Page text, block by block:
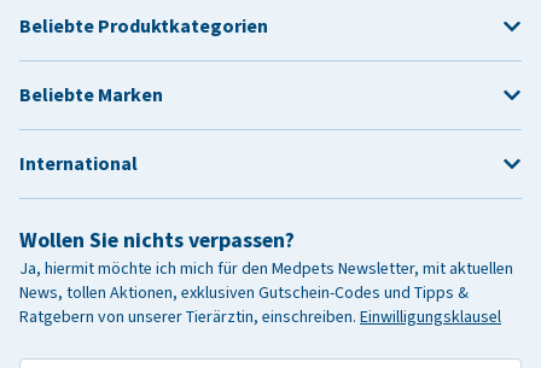
Wollen Sie nichts verpassen?
Ja, hiermit möchte ich mich für den Medpets Newsletter, mit aktuellen
News, tollen Aktionen, exklusiven Gutschein-Codes und Tipps &
Ratgebern von unserer Tierärztin, einschreiben. Einwilligungsklausel
Beliebte Produktkategorien
Beliebte Marken
International